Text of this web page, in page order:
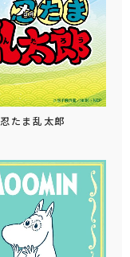
忍たま乱太郎